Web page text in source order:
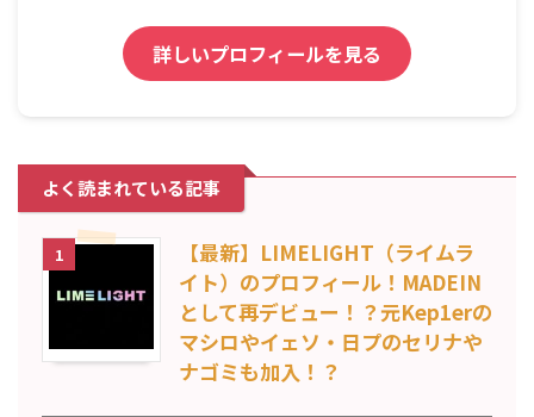
詳しいプロフィールを見る
よく読まれている記事
1
【最新】LIMELIGHT（ライムラ
イト）のプロフィール！MADEIN
として再デビュー！？元Kep1erの
マシロやイェソ・日プのセリナや
ナゴミも加入！？